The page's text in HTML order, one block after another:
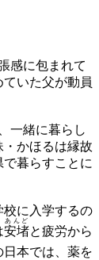
感に包まれて
いた父が動員
一緒に暮らし
かほるは縁故
暮らすことに
校に入学するの
安堵
あんど
と疲労から
本では、薬を